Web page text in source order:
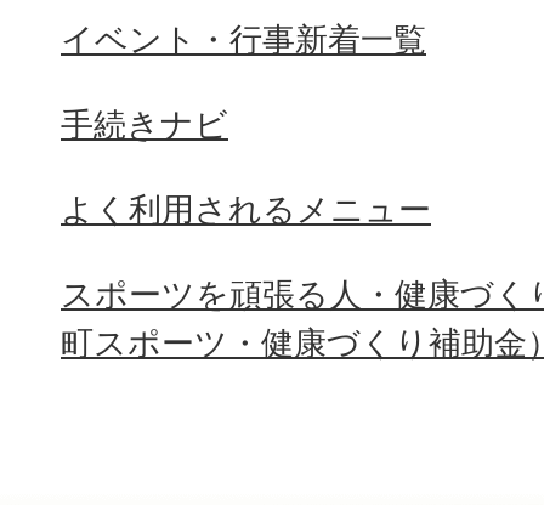
イベント・行事新着一覧
手続きナビ
よく利用されるメニュー
スポーツを頑張る人・健康づ
町スポーツ・健康づくり補助金